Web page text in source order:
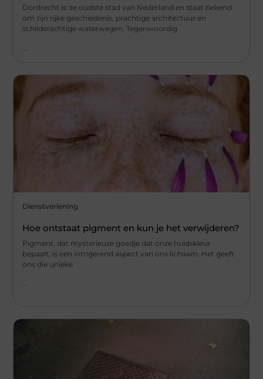
Dordrecht is de oudste stad van Nederland en staat bekend
om zijn rijke geschiedenis, prachtige architectuur en
schilderachtige waterwegen. Tegenwoordig
Dienstverlening
Hoe ontstaat pigment en kun je het verwijderen?
Pigment, dat mysterieuze goedje dat onze huidskleur
bepaalt, is een intrigerend aspect van ons lichaam. Het geeft
ons die unieke